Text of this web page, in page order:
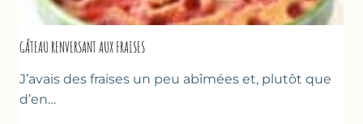
GÂTEAU RENVERSANT AUX FRAISES
J’avais des fraises un peu abîmées et, plutôt que
d’en…